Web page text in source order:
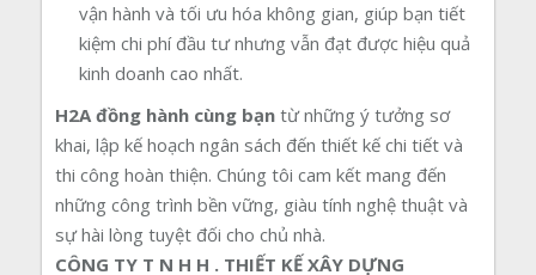
vận hành và tối ưu hóa không gian, giúp bạn tiết
kiệm chi phí đầu tư nhưng vẫn đạt được hiệu quả
kinh doanh cao nhất.
H2A đồng hành cùng bạn từ những ý tưởng sơ
khai, lập kế hoạch ngân sách đến thiết kế chi tiết và
thi công hoàn thiện. Chúng tôi cam kết mang đến
những công trình bền vững, giàu tính nghệ thuật và
sự hài lòng tuyệt đối cho chủ nhà.
CÔNG TY T N H H . THIẾT KẾ XÂY DỰNG